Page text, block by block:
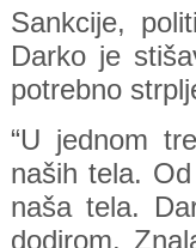
Sankcije,
Darko je
potrebno
“U jednom
naših tela.
naša tela.
dodirom.